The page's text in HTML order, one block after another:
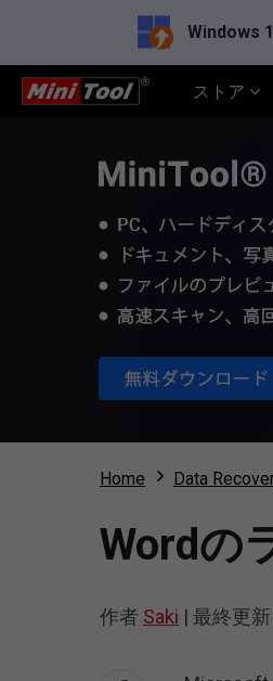
Windows
ストア
Home Data
Wordの
作者 Saki | 最終更新